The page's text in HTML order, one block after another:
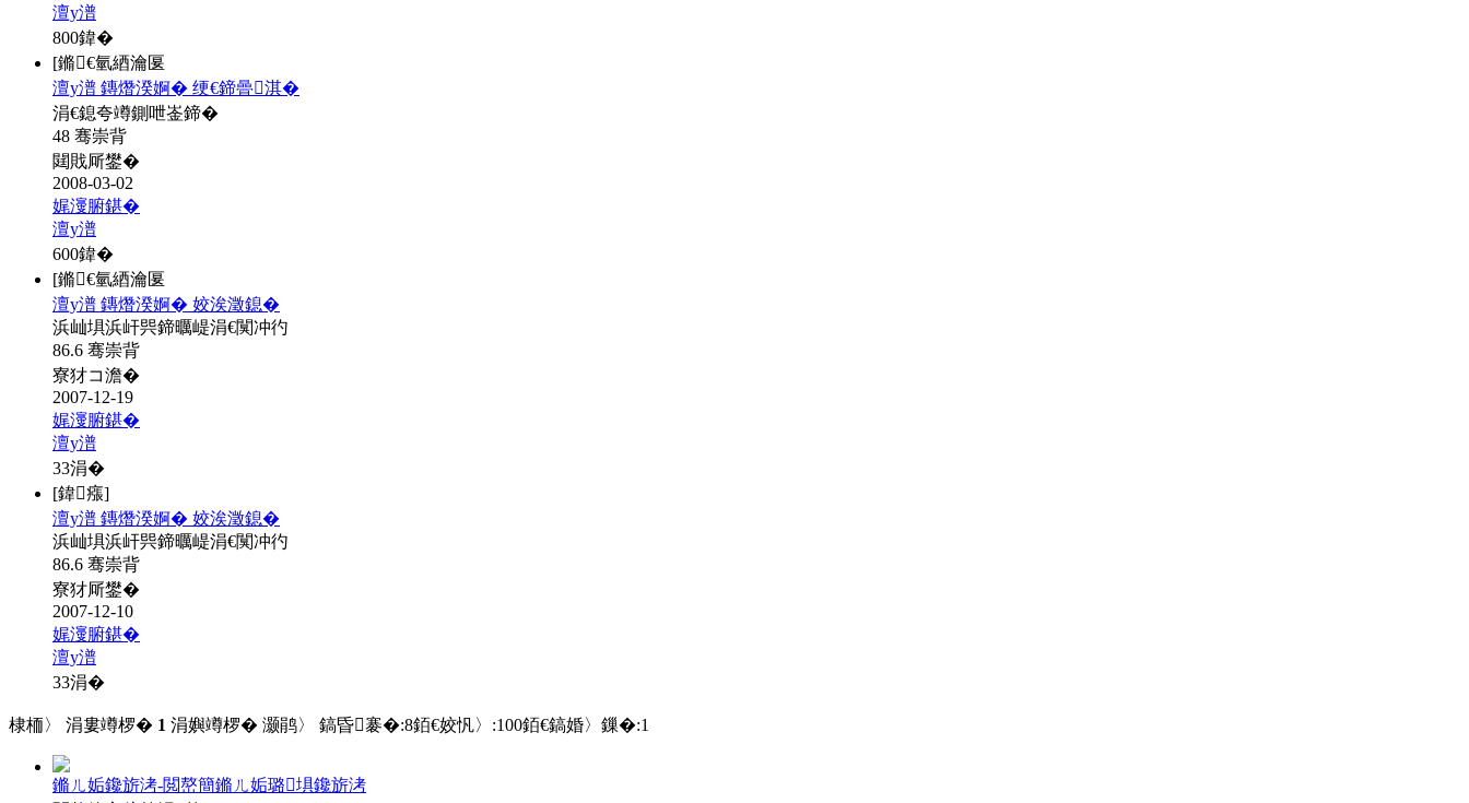
澶у潽
800鍏�
[鏅€氫綇瀹匽
澶у潽 鏄熸湀婀� 绠€鍗曡淇�
涓€鎴夸竴鍘呭崟鍗�
48 骞崇背
閮戝厛鐢�
2008-03-02
娓濅腑鍖�
澶у潽
600鍏�
[鏅€氫綇瀹匽
澶у潽 鏄熸湀婀� 姣涘澂鎴�
浜屾埧浜屽巺鍗曞崼涓€闃冲彴
86.6 骞崇背
寮犲コ澹�
2007-12-19
娓濅腑鍖�
澶у潽
33涓�
[鍏瘬]
澶у潽 鏄熸湀婀� 姣涘澂鎴�
浜屾埧浜屽巺鍗曞崼涓€闃冲彴
86.6 骞崇背
寮犲厛鐢�
2007-12-10
娓濅腑鍖�
澶у潽
33涓�
棣栭〉 涓婁竴椤� 1 涓嬩竴椤� 灏鹃〉 鎬昏褰�:8銆€姣忛〉:100銆€鎬婚〉鏁�:1
鏅ㄦ姤鑱旂洘-閲嶅簡鏅ㄦ姤璐埧鑱旂洘